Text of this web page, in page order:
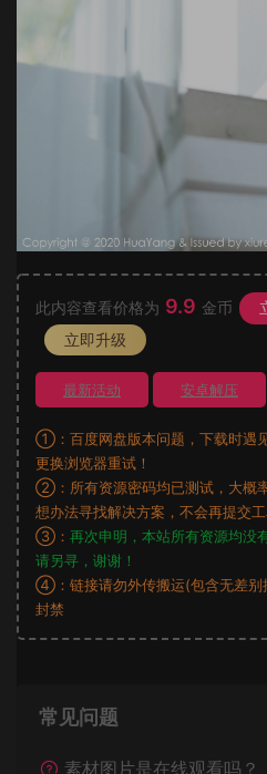
此内容查看价格为 9.9 金币
立即升级
最新活动 安卓解压
①：百度网盘版本问题，下载时遇
更换浏览器重试！
②：所有资源密码均已测试，大概
想办法寻找解决方案，不会再提交工
③： 再次申明，本站所有资源均没
请另寻，谢谢！
④：链接请勿外传搬运(包含无差别
封禁
常见问题
素材图片是在线观看吗？